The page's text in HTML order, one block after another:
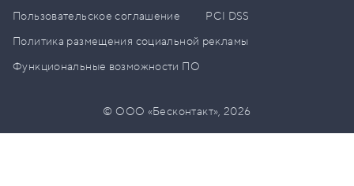
Пользовательское соглашение
PCI DSS
Политика размещения социальной рекламы
Функциональные возможности ПО
© ООО «Бесконтакт»,2026